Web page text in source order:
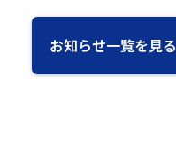
お知らせ一覧を見る